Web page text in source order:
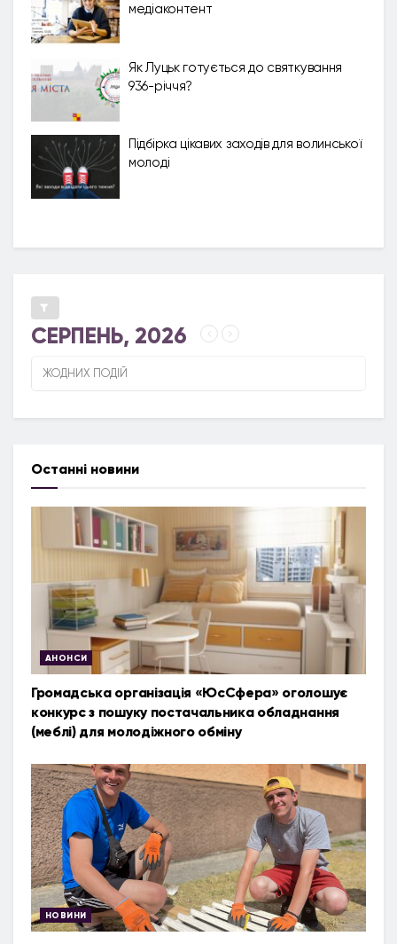
медіаконтент
Як Луцьк готується до святкування
936-річчя?
Підбірка цікавих заходів для волинської
молоді
СЕРПЕНЬ, 2026
ЖОДНИХ ПОДІЙ
Останні новини
АНОНСИ
Громадська організація «ЮсСфера» оголошує
конкурс з пошуку постачальника обладнання
(меблі) для молодіжного обміну
НОВИНИ